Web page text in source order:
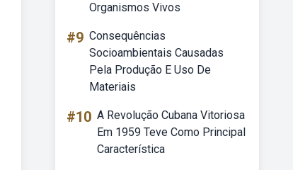
Organismos Vivos
#9 Consequências
Socioambientais Causadas
Pela Produção E Uso De
Materiais
#10 A Revolução Cubana Vitoriosa
Em 1959 Teve Como Principal
Característica